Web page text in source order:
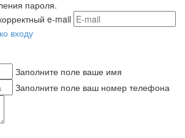
пароля.
e-mail
входу
Заполните поле ваше имя
Заполните поле ваш номер телефона